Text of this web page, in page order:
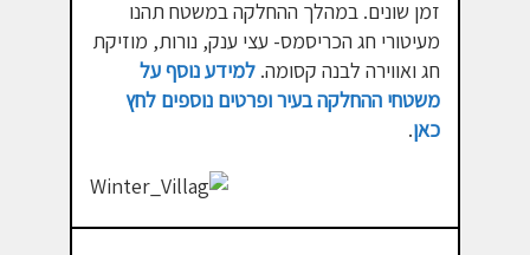
זמן שונים. במהלך ההחלקה במשטח תהנו
מעיטורי חג הכריסמס- עצי ענק, נורות, מוזיקת
חג ואווירה לבנה קסומה. למידע נוסף על
משטחי ההחלקה בעיר ופרטים נוספים לחץ
כאן.